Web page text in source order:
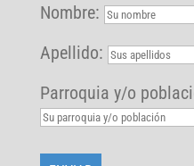
Nombre:
Apellido:
Parroquia y/o